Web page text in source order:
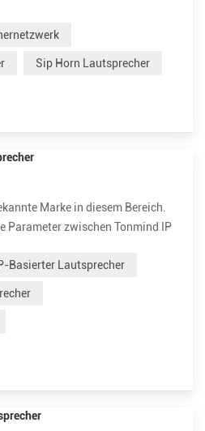
haben optional 15W und
und senden. Einfach zu
sind sehr
Sip Horn Lautsprecher
Marke in diesem Bereich.
Parameter zwischen Tonmind IP
Sie viel mehr
einschließlich
Es ist 15W und 30W
Basierter Lautsprecher